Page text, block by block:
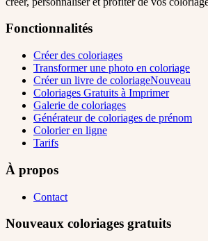
Fonctionnalités
Créer des coloriages
Transformer une photo en coloriage
Créer un livre de coloriageNouveau
Coloriages Gratuits à Imprimer
Galerie de coloriages
Générateur de coloriages de prénom
Colorier en ligne
Tarifs
À propos
Contact
Nouveaux coloriages gratuits